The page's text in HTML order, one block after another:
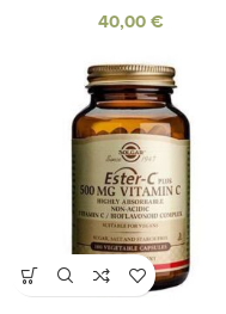
40,00€